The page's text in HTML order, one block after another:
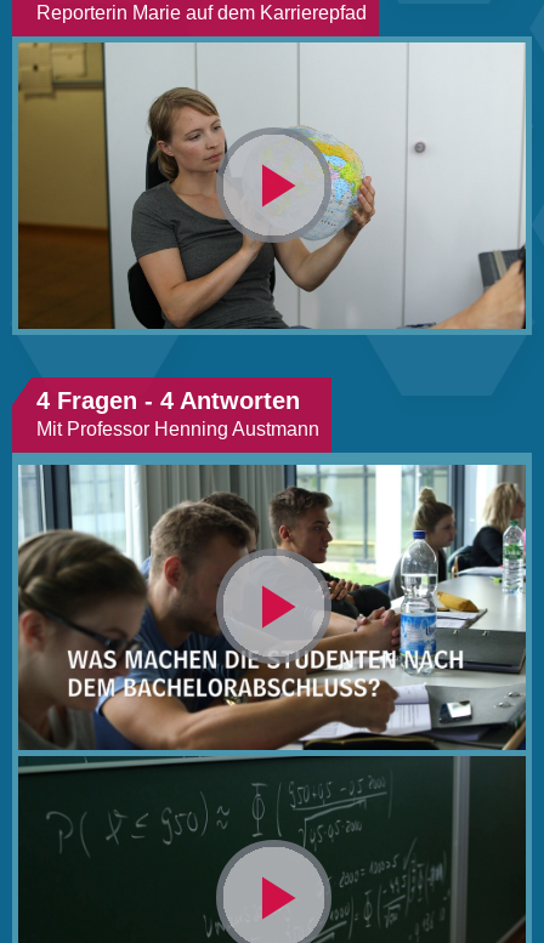
Reporterin Marie auf dem Karrierepfad
Video
abspielen
4 Fragen - 4 Antworten
Mit Professor Henning Austmann
Video
abspielen
Video